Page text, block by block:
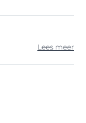
Lees meer